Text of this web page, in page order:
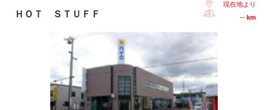
ＨＯＴ ＳＴＵＦＦ
現在地より
-- km